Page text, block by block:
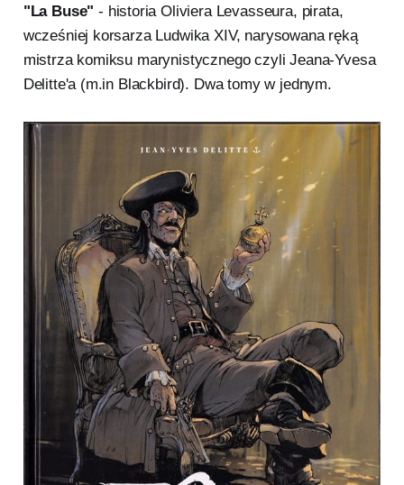
"La Buse" - historia Oliviera Levasseura, pirata,
wcześniej korsarza Ludwika XIV, narysowana ręką
mistrza komiksu marynistycznego czyli Jeana-Yvesa
Delitte'a (m.in Blackbird). Dwa tomy w jednym.